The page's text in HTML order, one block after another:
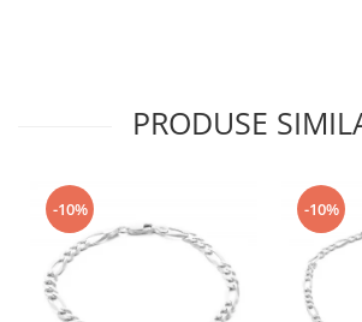
PRODUSE
-10% -10%